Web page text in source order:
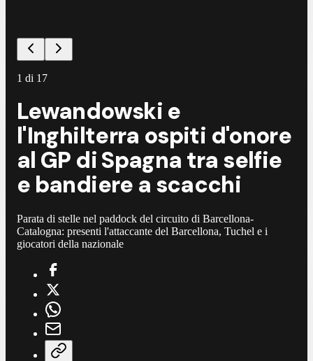
1 di 17
Lewandowski e
l'Inghilterra ospiti d'onore
al GP di Spagna tra selfie
e bandiere a scacchi
Parata di stelle nel paddock del circuito di Barcellona-
Catalogna: presenti l'attaccante del Barcellona, Tuchel e i
giocatori della nazionale